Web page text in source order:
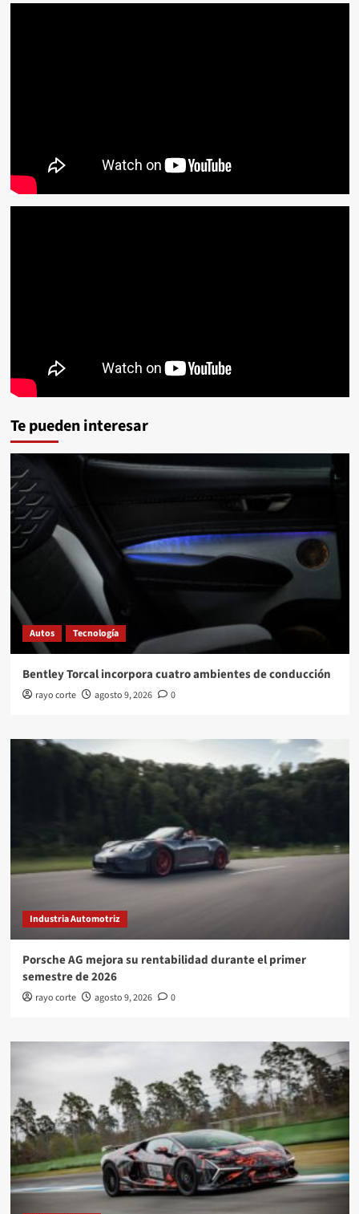
Te pueden interesar
Autos Tecnología
Bentley Torcal incorpora cuatro ambientes de conducción
rayo corte agosto 9, 2026 0
Industria Automotriz
Porsche AG mejora su rentabilidad durante el primer
semestre de 2026
rayo corte agosto 9, 2026 0